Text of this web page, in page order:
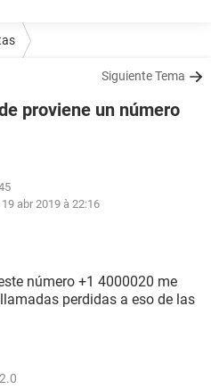
Siguiente Tema
proviene un número
19 abr 2019 à 22:16
número +1 4000020 me
perdidas a eso de las